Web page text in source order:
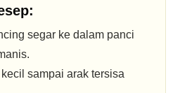
segar ke dalam panci
sampai arak tersisa